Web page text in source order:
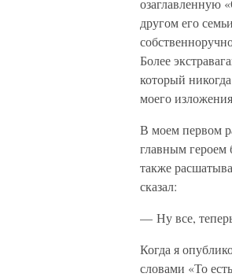
озаглавленную
другом его
Более
который
моего
В моем первом
главным героем
также
сказал:
— Ну все,
Когда я
словами «То